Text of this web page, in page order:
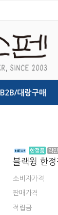
B2B/대랑구매
블랙윙 한
소비자가격
판매가격
적립금